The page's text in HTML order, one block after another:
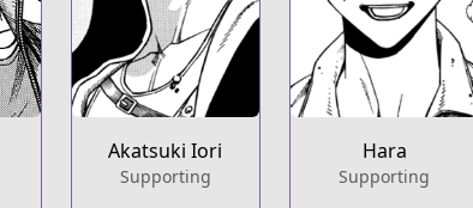
Akatsuki Iori
Supporting
Hara
Supporting